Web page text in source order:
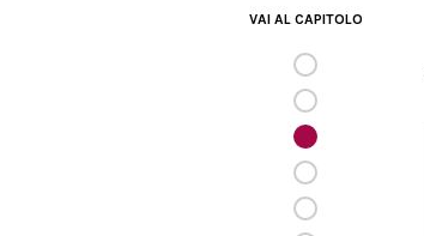
VAI AL CAPITOLO